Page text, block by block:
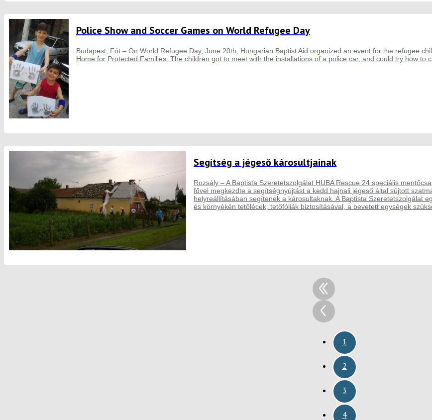
Police Show and Soccer Games on World Refugee Day
Budapest, Fót – On World Refugee Day, June 20th, Hungarian Baptist Aid organized an event for the refugee
Home for Protected Families. The children got to meet with the installations of a police car, and could try how to
Segítség a jégeső károsultjainak
Rozsály – A Baptista Szeretetszolgálat HUBA Rescue 24 speciális
fővel megkezdte a segítségnyújtást a kedd hajnali jégeső által sújtott
helyreállításában segítenek a károsultaknak. A Baptista Szeretetszolgálat
és környékén tetőlécek, tetőfóliák biztosításával, a bevetett egységek
1
2
3
4